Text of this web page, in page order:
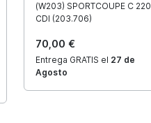
(W203) SPORTCOUPE C 220
CDI (203.706)
70,00 €
Entrega GRATIS el 27 de
Agosto